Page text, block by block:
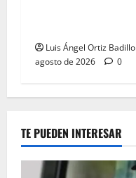
Luis Ángel Ortiz Badillo
agosto de 2026
0
TE PUEDEN INTERESAR